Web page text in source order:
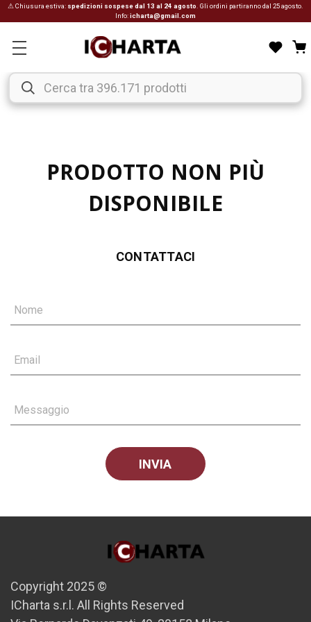
⚠ Chiusura estiva: spedizioni sospese dal 13 al 24 agosto . Gli ordini partiranno dal 25 agosto.
Info:icharta@gmail.com
PRODOTTO NON PIÙ
DISPONIBILE
CONTATTACI
Nome
Email
Messaggio
Copyright 2025 ©
ICharta s.r.l. All Rights Reserved